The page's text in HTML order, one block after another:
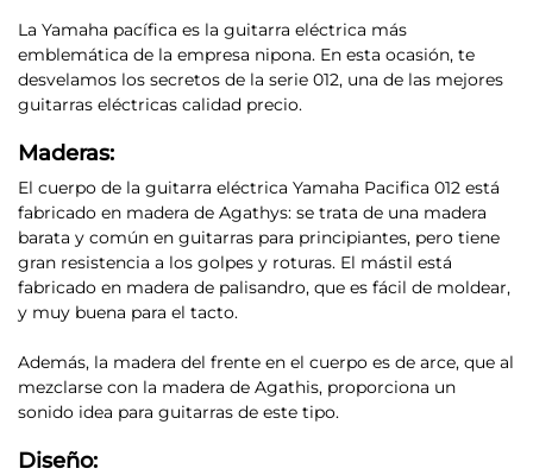
La Yamaha pacífica es la guitarra eléctrica más
emblemática de la empresa nipona. En esta ocasión, te
desvelamos los secretos de la serie 012, una de las mejores
guitarras eléctricas calidad precio.
Maderas:
El cuerpo de la guitarra eléctrica Yamaha Pacifica 012 está
fabricado en madera de Agathys: se trata de una madera
barata y común en guitarras para principiantes, pero tiene
gran resistencia a los golpes y roturas. El mástil está
fabricado en madera de palisandro, que es fácil de moldear,
y muy buena para el tacto.
Además, la madera del frente en el cuerpo es de arce, que al
mezclarse con la madera de Agathis, proporciona un
sonido idea para guitarras de este tipo.
Diseño: